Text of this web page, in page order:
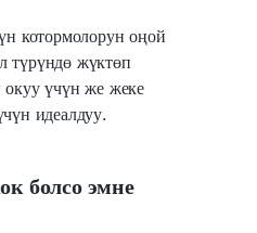
котормолорун оңой
түрүндө жүктөп
үчүн же жеке
идеалдуу.
болсо эмне